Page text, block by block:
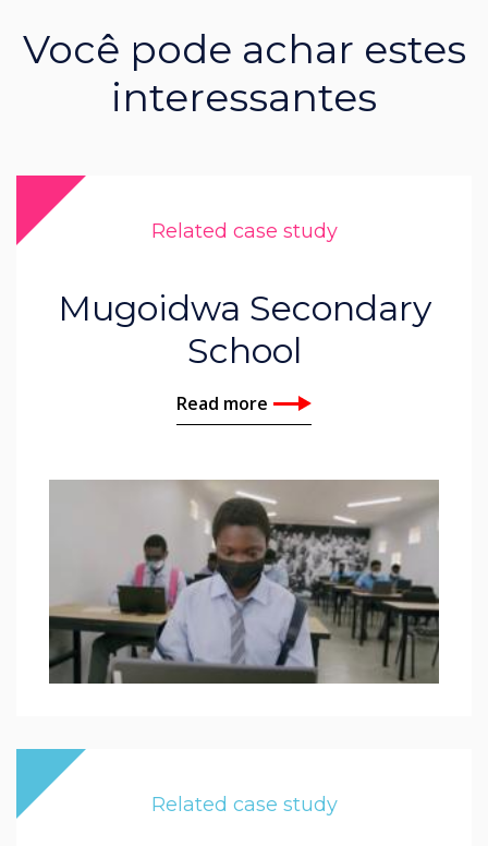
Você pode achar estes
interessantes
Related case study
Mugoidwa Secondary
School
Read more
Related case study